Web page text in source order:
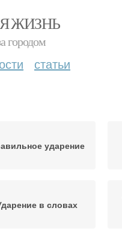
ЖИЗНЬ
городом
статьи
ударение
в словах